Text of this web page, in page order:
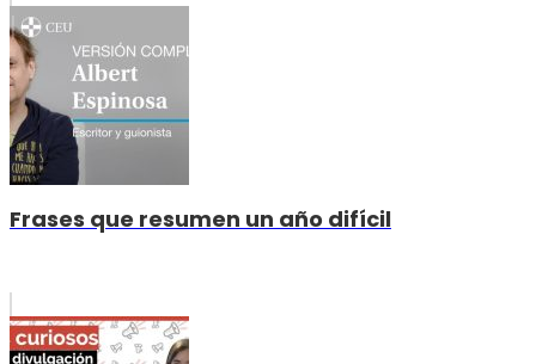
Frases que resumen un año difícil